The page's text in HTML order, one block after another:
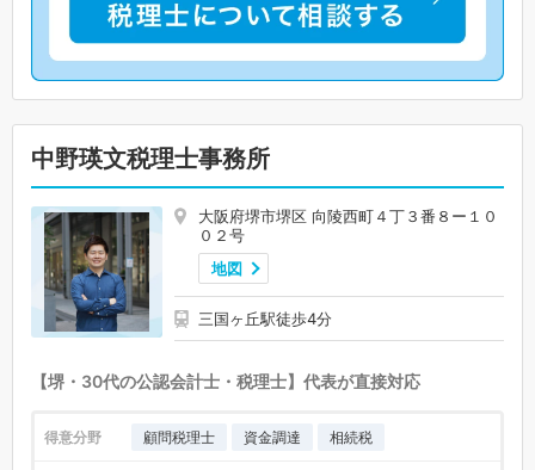
中野瑛文税理士事務所
大阪府堺市堺区 向陵西町４丁３番８ー１０
０２号
地図
三国ヶ丘駅徒歩4分
【堺・30代の公認会計士・税理士】代表が直接対応
得意分野 顧問税理士 資金調達 相続税